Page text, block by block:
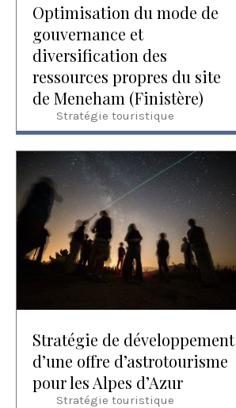
Optimisation du mode de
gouvernance et
diversification des
ressources propres du site
de Meneham (Finistère)
Stratégie touristique
Stratégie de développement
d’une offre d’astrotourisme
pour les Alpes d’Azur
Stratégie touristique